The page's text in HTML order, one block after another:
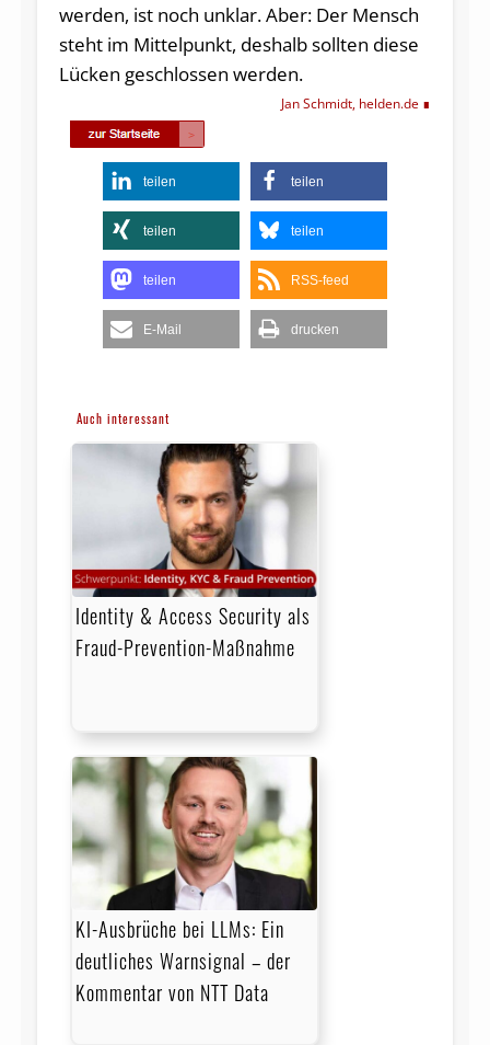
werden, ist noch unklar. Aber: Der Mensch
steht im Mittelpunkt, deshalb sollten diese
Lücken geschlossen werden.
Jan Schmidt, helden.de
teilen teilen
teilen teilen
teilen RSS-feed
E-Mail drucken
Auch interessant
Identity & Access Security als
Fraud-Prevention-Maßnahme
KI-Ausbrüche bei LLMs: Ein
deutliches Warnsignal – der
Kommentar von NTT Data